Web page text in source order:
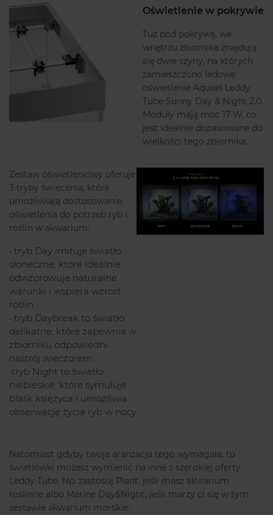
Oświetlenie w pokrywie
Tuż pod pokrywą, we
wnętrzu zbiornika znajdują
się dwie szyny, na których
zamieszczono ledowe
oświetlenie Aquael Leddy
Tube Sunny Day & Night 2.0.
Moduły mają moc 17 W, co
jest idealnie dopasowane do
wielkości tego zbiornika.
Zestaw oświetleniowy oferuje
3 tryby świecenia, które
umożliwiają dostosowanie
oświetlenia do potrzeb ryb i
roślin w akwarium:
• tryb Day imituje światło
słoneczne, które idealnie
odwzorowuje naturalne
warunki i wspiera wzrost
roślin
• tryb Daybreak to światło
delikatne, które zapewnia w
zbiorniku odpowiedni
nastrój wieczorem.
•tryb Night to światło
niebieskie, które symuluje
blask księżyca i umożliwia
obserwację życia ryb w nocy
Natomiast gdyby twoja aranżacja tego wymagała, to
świetlówki możesz wymienić na inne z szerokiej oferty
Leddy Tube. Np. zastosuj Plant, jeśli masz akwarium
roślinne albo Marine Day&Night, jeśli marzy ci się w tym
zestawie akwarium morskie.